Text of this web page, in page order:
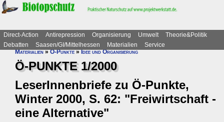
Direct-Action Antirepression Organisierung Umwelt
Theorie&Politik
Debatten
Saasen/GI/Mittelhessen Materialien
Service
Materialien»Ö-Punkte»Idee und Organisierung
Ö-PUNKTE 1/2000
LeserInnenbriefe zu Ö-Punkte,
Winter 2000, S. 62: "Freiwirtschaft -
eine Alternative"